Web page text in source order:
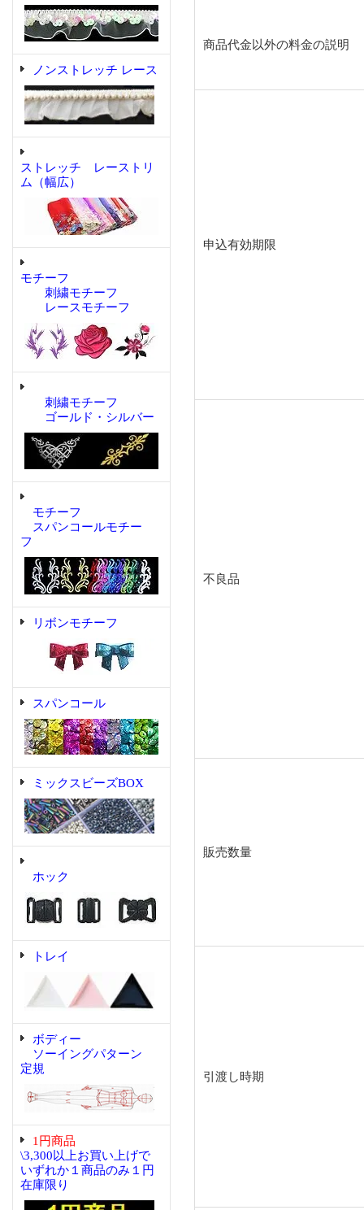
ノンストレッチ レース
ストレッチ レーストリ
ム（幅広）
モチーフ
刺繍モチーフ
レースモチーフ
刺繍モチーフ
ゴールド・シルバー
モチーフ
スパンコールモチー
フ
リボンモチーフ
スパンコール
ミックスビーズBOX
ホック
トレイ
ボディー
ソーイングパターン
定規
1円商品
\3,300以上お買い上げで
いずれか１商品のみ１円
在庫限り
商品代金以外の料金の説明
申込有効期限
不良品
販売数量
引渡し時期